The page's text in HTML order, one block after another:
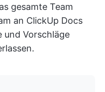
gesamte Team
an ClickUp Docs
und Vorschläge